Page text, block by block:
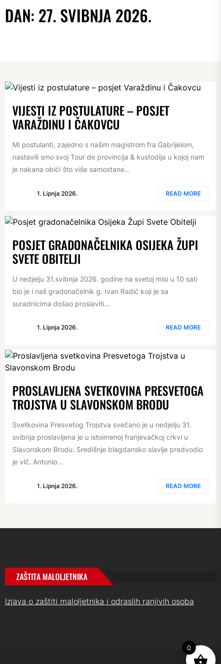
DAN: 27. SVIBNJA 2026.
VIJESTI IZ POSTULATURE – POSJET
VARAŽDINU I ČAKOVCU
Mi postulanti, zajedno s našim magistrom fra Gabrijelom,
nastavili smo svoj Tour de provincija & kustodija u kojoj nam
je nakana obići što više samostane...
1. Lipnja 2026. READ MORE
POSJET GRADONAČELNIKA OSIJEKA ŽUPI
SVETE OBITELJI
U nedjelju 31.svibnja 2026. godine na svetoj misi u 10 sati
bio je i naš gradonačelnik g. Ivan Radić koji je sa
suradnicima došao proslaviti...
1. Lipnja 2026. READ MORE
PROSLAVLJENA SVETKOVINA PRESVETOGA
TROJSTVA U SLAVONSKOM BRODU
Svetkovina Presvetog Trojstva svečano je u nedjelju 31.
svibnja proslavljena je u istoimenoj franjevačkoj crkvi u
Slavonskom Brodu. Središnje blagdansko slavlje predvodio
je vlč. Antonio...
1. Lipnja 2026. READ MORE
ZAŠTITA MALOLJETNIKA
Izjava o zaštiti maloljetnika i odraslih ranjivih osoba
0